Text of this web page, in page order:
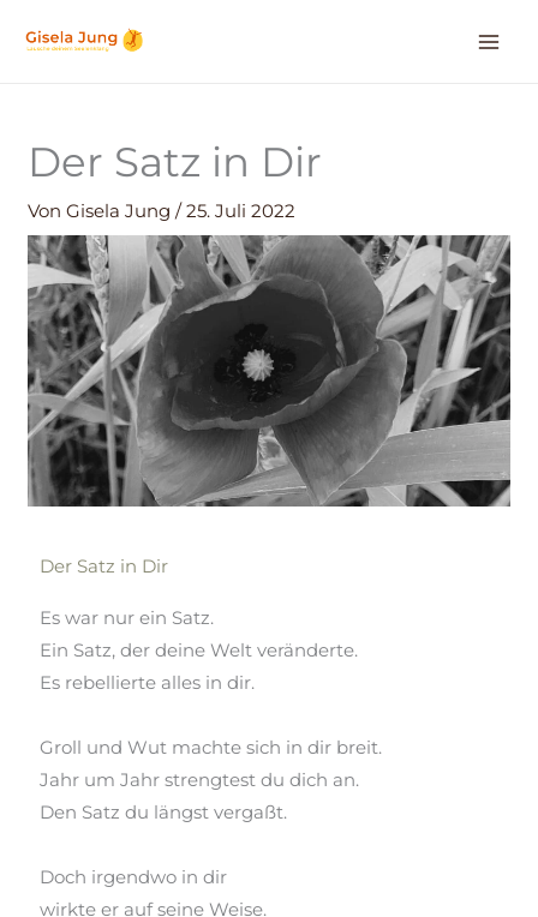
Inhalt
Der Satz in Dir
VonGisela Jung/25. Juli 2022
Der Satz in Dir
Es war nur ein Satz.
Ein Satz, der deine Welt veränderte.
Es rebellierte alles in dir.
Groll und Wut machte sich in dir breit.
Jahr um Jahr strengtest du dich an.
Den Satz du längst vergaßt.
Doch irgendwo indir
wirkte er auf seine Weise.